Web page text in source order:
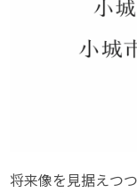
将来像を見据えつ